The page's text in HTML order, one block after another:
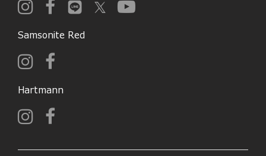
Samsonite Red
Hartmann